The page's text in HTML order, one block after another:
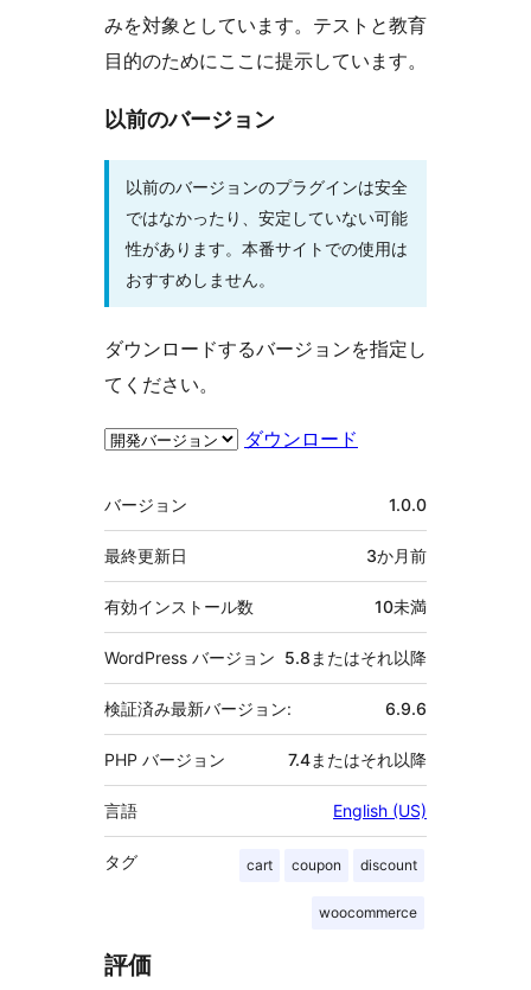
みを対象としています。テストと教育
目的のためにここに提示しています。
以前のバージョン
以前のバージョンのプラグインは安全
ではなかったり、安定していない可能
性があります。本番サイトでの使用は
おすすめしません。
ダウンロードするバージョンを指定し
てください。
ダウンロード
メ
タ
バージョン 1.0.0
最終更新日 3か月前
有効インストール数 10未満
WordPress バージョン 5.8またはそれ以降
検証済み最新バージョン: 6.9.6
PHP バージョン 7.4またはそれ以降
言語 English (US)
タグ cart coupon discount
woocommerce
評価